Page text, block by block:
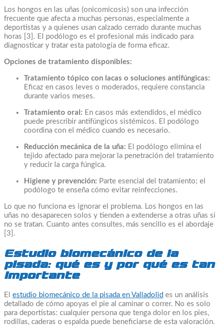
Los hongos en las uñas (onicomicosis) son una infección
frecuente que afecta a muchas personas, especialmente a
deportistas y a quienes usan calzado cerrado durante muchas
horas [3]. El podólogo es el profesional más indicado para
diagnosticar y tratar esta patología de forma eficaz.
Opciones de tratamiento disponibles:
Tratamiento tópico con lacas o soluciones antifúngicas:
Eficaz en casos leves o moderados, requiere constancia
durante varios meses.
Tratamiento oral: En casos más extendidos, el médico
puede prescribir antifúngicos sistémicos. El podólogo
coordina con el médico cuando es necesario.
Reducción mecánica de la uña: El podólogo elimina el
tejido afectado para mejorar la penetración del tratamiento
y reducir la carga fúngica.
Higiene y prevención: Parte esencial del tratamiento; el
podólogo te enseña cómo evitar reinfecciones.
Lo que no funciona es ignorar el problema. Los hongos en las
uñas no desaparecen solos y tienden a extenderse a otras uñas si
no se tratan. Cuanto antes consultes, más sencillo es el abordaje
[3].
Estudio biomecánico de la
pisada: qué es y por qué es tan
importante
El estudio biomecánico de la pisada en Valladolid es un análisis
detallado de cómo apoyas el pie al caminar o correr. No es solo
para deportistas: cualquier persona que tenga dolor en los pies,
rodillas, caderas o espalda puede beneficiarse de esta valoración.